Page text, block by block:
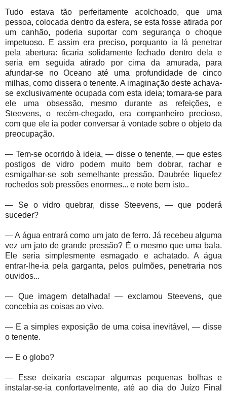
Tudo estava tão perfeitamente acolchoado, que uma
pessoa, colocada dentro da esfera, se esta fosse atirada por
um canhão, poderia suportar com segurança o choque
impetuoso. E assim era preciso, porquanto ia lá penetrar
pela abertura: ficaria solidamente fechado dentro dela e
seria em seguida atirado por cima da amurada, para
afundar-se no Oceano até uma profundidade de cinco
milhas, como dissera o tenente. A imaginação deste achava-
se exclusivamente ocupada com esta ideia; tornara-se para
ele uma obsessão, mesmo durante as refeições, e
Steevens, o recém-chegado, era companheiro precioso,
com que ele ia poder conversar à vontade sobre o objeto da
preocupação.
— Tem-se ocorrido à ideia, — disse o tenente, — que estes
postigos de vidro podem muito bem dobrar, rachar e
esmigalhar-se sob semelhante pressão. Daubrée liquefez
rochedos sob pressões enormes... e note bem isto..
— Se o vidro quebrar, disse Steevens, — que poderá
suceder?
— A água entrará como um jato de ferro. Já recebeu alguma
vez um jato de grande pressão? É o mesmo que uma bala.
Ele seria simplesmente esmagado e achatado. A água
entrar-lhe-ia pela garganta, pelos pulmões, penetraria nos
ouvidos...
— Que imagem detalhada! — exclamou Steevens, que
concebia as coisas ao vivo.
— E a simples exposição de uma coisa inevitável, — disse
o tenente.
— E o globo?
— Esse deixaria escapar algumas pequenas bolhas e
instalar-se-ia confortavelmente, até ao dia do Juízo Final